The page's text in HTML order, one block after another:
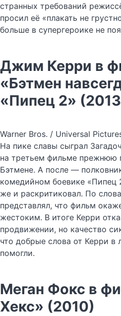
странных требований
просил её «плакать не
больше в супергероике не
Джим Керри в
«Бэтмен
«Пипец 2»
Warner Bros. / Universal
На пике славы сыграл
на третьем фильме прежнюю
Бэтмене. А после —
комедийном боевике «Пипец
же и раскритиковал. По
представлял, что фильм
жестоким. В итоге Керри
продвижении, но качество
что добрые слова от Керри
помогли.
Меган Фокс в
Хекс» (2010)